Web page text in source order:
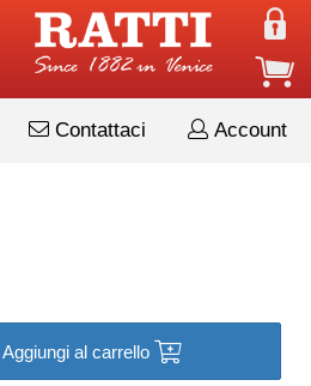
Account
Contattaci
Aggiungi al carrello